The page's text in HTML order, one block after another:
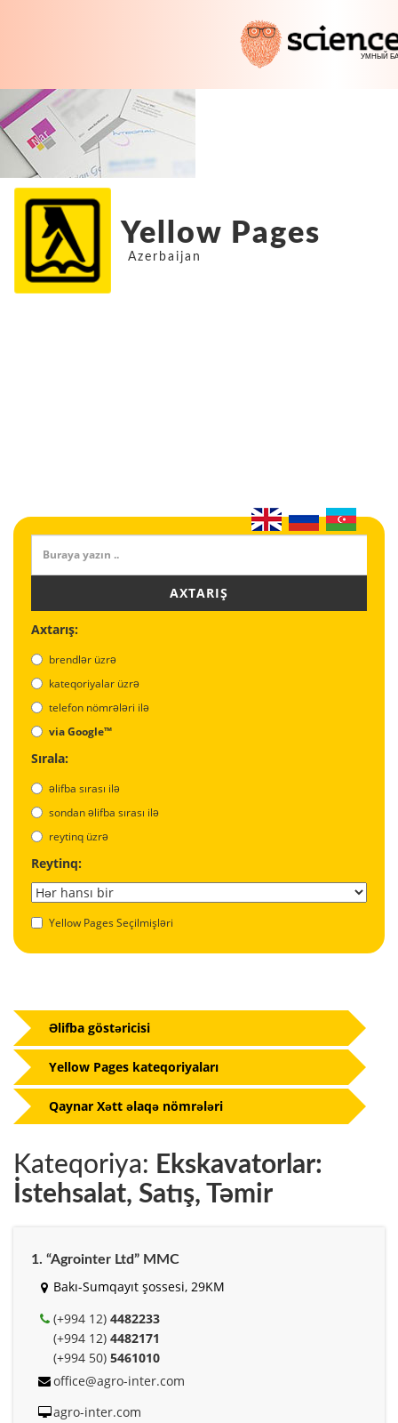
Yellow Pages
Azerbaijan
AXTARIŞ
Axtarış:
brendlər üzrə
kateqoriyalar üzrə
telefon nömrələri ilə
via Google™
Sırala:
əlifba sırası ilə
sondan əlifba sırası ilə
reytinq üzrə
Reytinq:
Yellow Pages Seçilmişləri
Kateqoriya: Ekskavatorlar:
İstehsalat, Satış, Təmir
1. “Agrointer Ltd” MMC
Bakı-Sumqayıt şossesi, 29KM
(+994 12) 4482233
(+994 12) 4482171
(+994 50) 5461010
office@agro-inter.com
agro-inter.com
Əlifba göstəricisi
Yellow Pages kateqoriyaları
Qaynar Xətt əlaqə nömrələri